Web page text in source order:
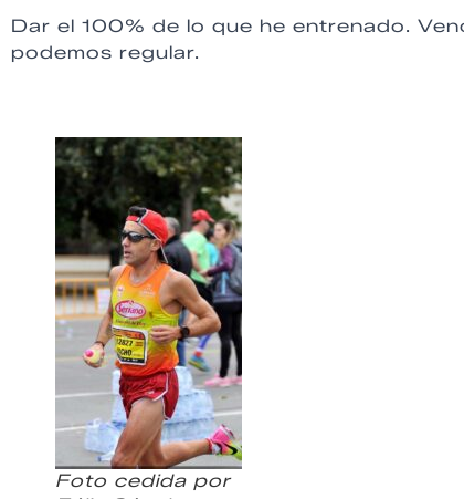
Dar el 100% de lo que he entrenado.
podemos regular.
Foto cedida por